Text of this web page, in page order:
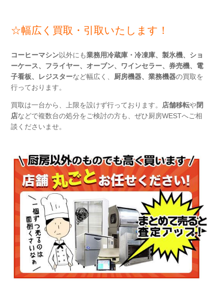
☆幅広く買取・引取いたします！
コーヒーマシン以外にも業務用冷蔵庫・冷凍庫、製氷機、ショ
ーケース、フライヤー、オーブン、ワインセラー、券売機、電
子看板、レジスターなど幅広く、 厨房機器、業務機器の買取を
行っております。
買取は一台から、上限を設けず行っております。 店舗移転や閉
店などで複数台の処分をご検討の方も、ぜひ厨房WESTへご相
談くださいませ。